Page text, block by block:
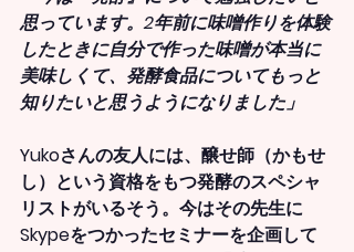
思っています。2年前に味噌作りを体験
したときに自分で作った味噌が本当に
美味しくて、発酵食品についてもっと
知りたいと思うようになりました」
Yukoさんの友人には、 醸せ師（かもせ
し） という資格をもつ発酵のスペシャ
リストがいるそう。今はその先生に
Skypeをつかったセミナーを企画して